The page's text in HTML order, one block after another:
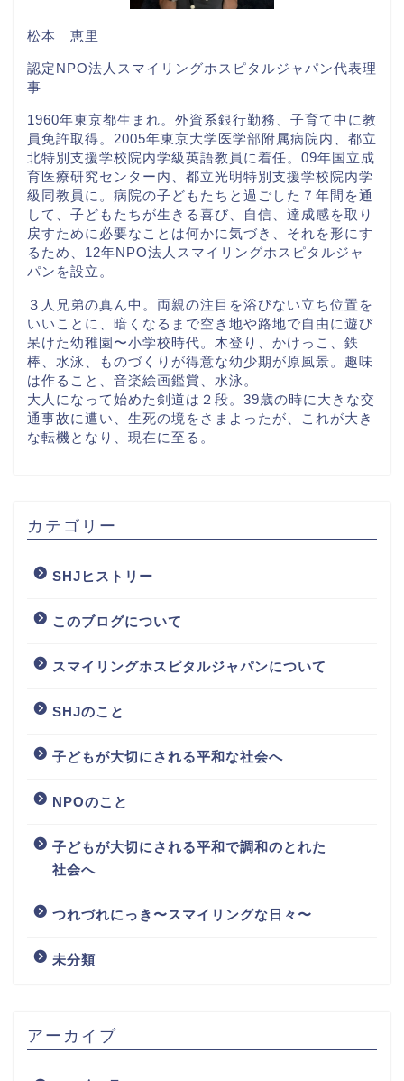
松本 恵里
認定NPO法人スマイリングホスピタルジャパン代表理
事
1960年東京都生まれ。外資系銀行勤務、子育て中に教
員免許取得。2005年東京大学医学部附属病院内、都立
北特別支援学校院内学級英語教員に着任。09年国立成
育医療研究センター内、都立光明特別支援学校院内学
級同教員に。病院の子どもたちと過ごした７年間を通
して、子どもたちが生きる喜び、自信、達成感を取り
戻すために必要なことは何かに気づき、それを形にす
るため、12年NPO法人スマイリングホスピタルジャ
パンを設立。
３人兄弟の真ん中。両親の注目を浴びない立ち位置を
いいことに、暗くなるまで空き地や路地で自由に遊び
呆けた幼稚園〜小学校時代。木登り、かけっこ、鉄
棒、水泳、ものづくりが得意な幼少期が原風景。趣味
は作ること、音楽絵画鑑賞、水泳。
大人になって始めた剣道は２段。39歳の時に大きな交
通事故に遭い、生死の境をさまよったが、これが大き
な転機となり、現在に至る。
カテゴリー
SHJヒストリー
このブログについて
スマイリングホスピタルジャパンについて
SHJのこと
子どもが大切にされる平和な社会へ
NPOのこと
子どもが大切にされる平和で調和のとれた
社会へ
つれづれにっき〜スマイリングな日々〜
未分類
アーカイブ